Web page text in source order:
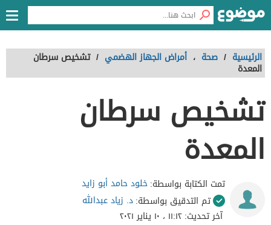
الرئيسية / صحة ، أمراض الجهاز الهضمي / تشخيص سرطان
المعدة
تشخيص سرطان
المعدة
تمت الكتابة بواسطة:خلود حامد أبو زايد
تم التدقيق بواسطة:د. زياد عبدالله
آخر تحديث:١١:١٢ ، ١٠ يناير ٢٠٢١